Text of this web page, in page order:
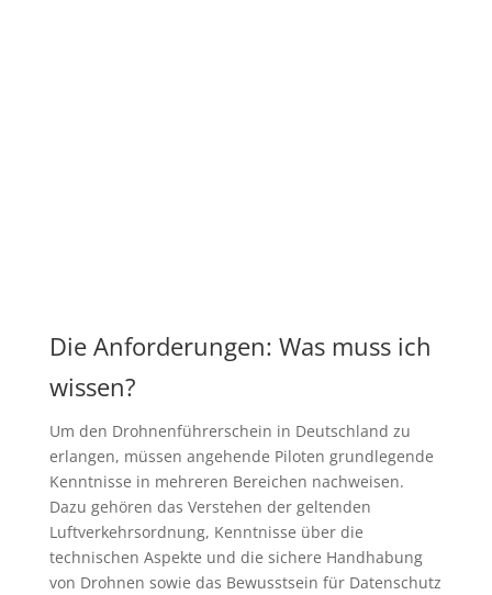
Die Anforderungen: Was muss ich
wissen?
Um den Drohnenführerschein in Deutschland zu
erlangen, müssen angehende Piloten grundlegende
Kenntnisse in mehreren Bereichen nachweisen.
Dazu gehören das Verstehen der geltenden
Luftverkehrsordnung, Kenntnisse über die
technischen Aspekte und die sichere Handhabung
von Drohnen sowie das Bewusstsein für Datenschutz